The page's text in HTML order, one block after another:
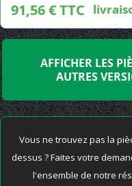
91,56 € TTC
AFFICHER LES
AUTRES
Vous ne trouvez pas la
dessus ? Faites votre
l'ensemble de notre